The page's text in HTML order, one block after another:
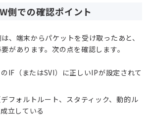
側での確認ポイント
、端末からパケットを受け取ったあと、
があります。次の点を確認します。
IF（またはSVI）に正しいIPが設定されて
フォルトルート、スタティック、動的ル
立している